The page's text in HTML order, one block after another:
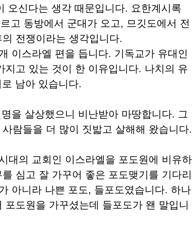
오신다는 생각 때문입니다. 요한계시록
고 동방에서 군대가 오고, 므깃도에서 전
전쟁이라는 생각입니다.
이스라엘 편을 듭니다. 기독교가 유대인
고 있는 것이 한 이유입니다. 나치의 유
남아 있습니다.
을 살상했으니 비난받아 마땅합니다. 그
람들을 더 많이 짓밟고 살해해 왔습니다.
대의 교회인 이스라엘을 포도원에 비유하
심고 잘 가꾸어 좋은 포도맺기를 기다리
아니라 나쁜 포도, 들포도였습니다. 하나
도원을 가꾸셨는데 들포도가 왠 말입니